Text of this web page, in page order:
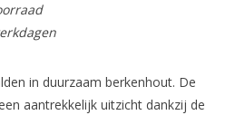
in duurzaam berkenhout. De
aantrekkelijk uitzicht dankzij de